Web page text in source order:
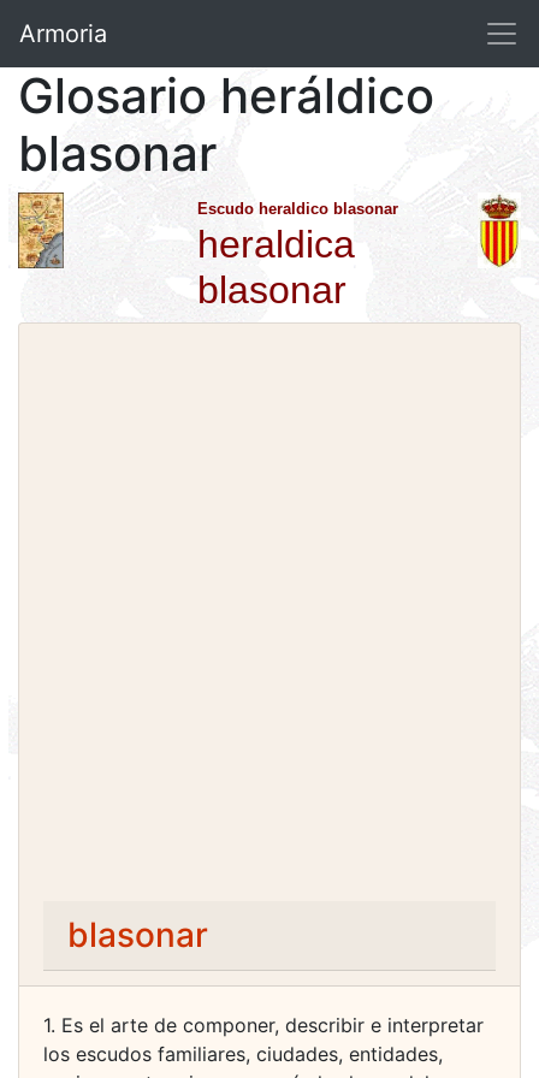
Armoria
Glosario heráldico
blasonar
Escudo heraldico blasonar
heraldica
blasonar
blasonar
1. Es el arte de componer, describir e interpretar
los escudos familiares, ciudades, entidades,